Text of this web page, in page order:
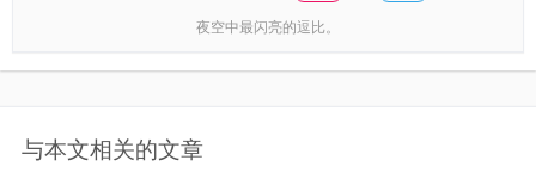
夜空中最闪亮的逗比。
与本文相关的文章